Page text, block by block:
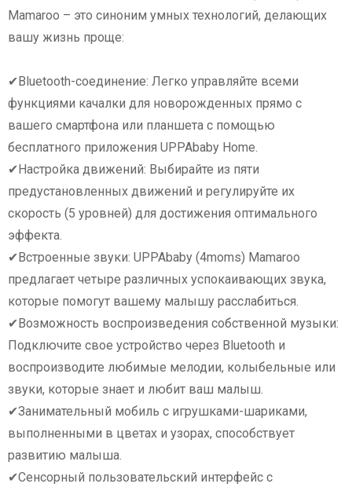
Mamaroo – это синоним умных технологий, делающих
вашу жизнь проще:
✔Bluetooth-соединение: Легко управляйте всеми
функциями качалки для новорожденных прямо с
вашего смартфона или планшета с помощью
бесплатного приложения UPPAbaby Home.
✔Настройка движений: Выбирайте из пяти
предустановленных движений и регулируйте их
скорость (5 уровней) для достижения оптимального
эффекта.
✔Встроенные звуки: UPPAbaby (4moms) Mamaroo
предлагает четыре различных успокаивающих звука,
которые помогут вашему малышу расслабиться.
✔Возможность воспроизведения собственной музыки:
Подключите свое устройство через Bluetooth и
воспроизводите любимые мелодии, колыбельные или
звуки, которые знает и любит ваш малыш.
✔Занимательный мобиль с игрушками-шариками,
выполненными в цветах и узорах, способствует
развитию малыша.
✔Сенсорный пользовательский интерфейс с